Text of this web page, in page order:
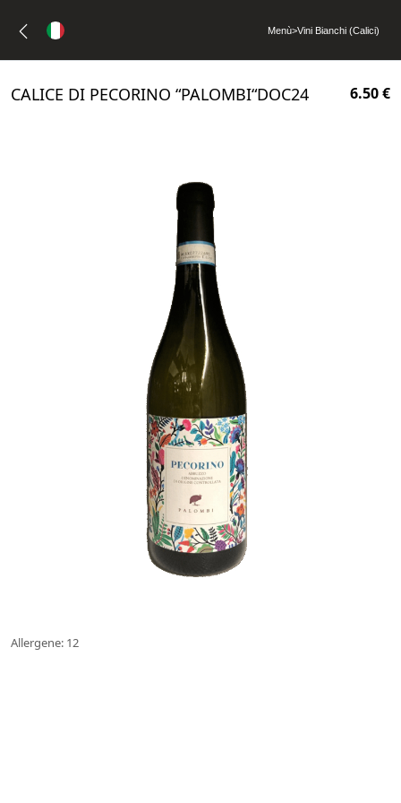
Menù>Vini Bianchi (Calici)
CALICE DI PECORINO “PALOMBI“DOC24 6.50 €
Allergene: 12